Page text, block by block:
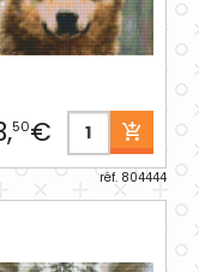
50€
réf. 804444